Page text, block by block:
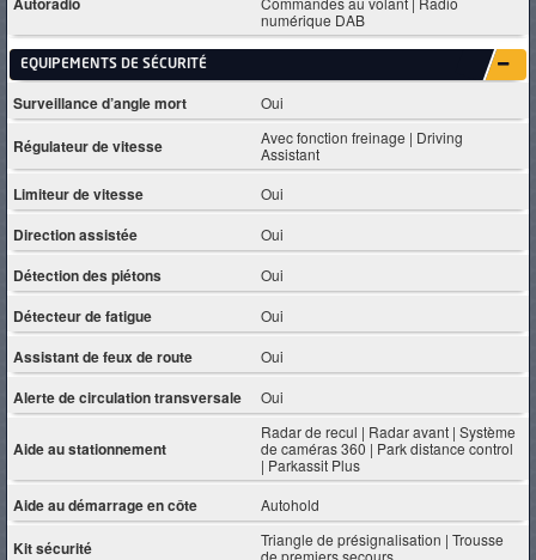
numérique DAB
EQUIPEMENTS DE SÉCURITÉ
Surveillance d’angle mort Oui
Régulateur de vitesse
Avec fonction freinage | Driving
Assistant
Limiteur de vitesse Oui
Direction assistée Oui
Détection des piétons Oui
Détecteur de fatigue Oui
Assistant de feux de route Oui
Alerte de circulation transversale Oui
Aide au stationnement
Radar de recul | Radar avant | Système
de caméras 360 | Park distance control
| Parkassit Plus
Aide au démarrage en côte Autohold
Kit sécurité
Triangle de présignalisation | Trousse
de premiers secours